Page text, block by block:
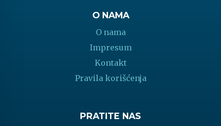
O NAMA
O nama
Impresum
Kontakt
Pravila korišćenja
PRATITE NAS